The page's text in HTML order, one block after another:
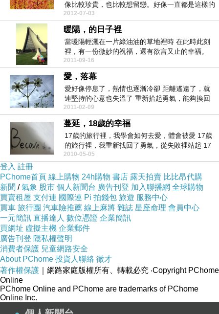
像比較珍貴，也比較想留戀。好像一直都是這樣的
那些回不去的...
2012-07-03
暖陽，的日子裡
當暖陽輕灑在一片綠油油的草地裡時 在此時此刻
裡，有一份微妙的祝福，還有欲言又止的幸福。
當氣...
2011-09-16
愛，落幕
愛好像停息了，熱情也逐漸冷卻 距離遙遠了，就
連堅持的心意也失溫了 重新拾起勇氣，能夠換回
一份初衷...
2011-02-09
蔓延，18歲的幸福
17歲的旅行裡，我學會如何去愛，體會被愛 17歲
的旅行裡，我重新找回了勇氣，從失敗裡站起 17
歲...
2010-05-05
登入 註冊
PChome首頁 線上購物 24h購物 書店 露天拍賣 比比昂代購
新聞 /氣象 股市 個人新聞台 廣告刊登 加入聯播網 全球購物
買賣租屋 支付連 國際連 Pi 拍錢包 旅遊 服務中心
買車 旅行團 汽車險推薦 線上麻將 雜誌 星座命理 會員中心
一元簡訊 直播達人 數位憑證 企業簡訊
買網址 虛擬主機 企業郵件
廣告刊登 隱私權聲明
消費者保護 兒童網路安全
About PChome 投資人聯絡 徵才
著作權保護 ｜網路家庭版權所有、轉載必究 ‧Copyright PChome
Online
PChome Online and PChome are trademarks of PChome
Online Inc.